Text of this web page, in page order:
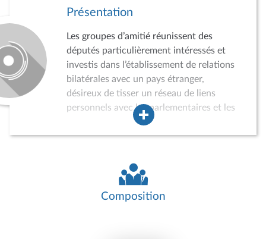
Présentation
Les groupes d’amitié réunissent des
députés particulièrement intéressés et
investis dans l’établissement de relations
bilatérales avec un pays étranger,
désireux de tisser un réseau de liens
personnels avec les parlementaires et les
acteurs de la vie politique, économique,
sociale et culturelle du pays concerné.
peuvent conduire des auditions,
participer à divers événements, recevoir
des délégations de parlementaires
Composition